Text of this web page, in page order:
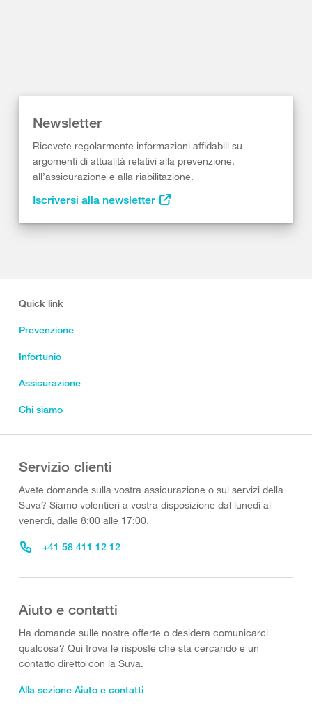
Newsletter
Ricevete regolarmente informazioni affidabili su
argomenti di attualità relativi alla prevenzione,
all’assicurazione e alla riabilitazione.
Iscriversi alla newsletter
Quick link
Prevenzione
Infortunio
Assicurazione
Chi siamo
Servizio clienti
Avete domande sulla vostra assicurazione o sui servizi della
Suva? Siamo volentieri a vostra disposizione dal lunedì al
venerdì, dalle 8:00 alle 17:00.
+41 58 411 12 12
Aiuto e contatti
Ha domande sulle nostre offerte o desidera comunicarci
qualcosa? Qui trova le risposte che sta cercando e un
contatto diretto con la Suva.
Alla sezione Aiuto e contatti